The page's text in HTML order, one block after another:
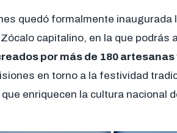
quedó formalmente inaugurada
capitalino, en la que podrás
por más de 180
en torno a la festividad
enriquecen la cultura nacional